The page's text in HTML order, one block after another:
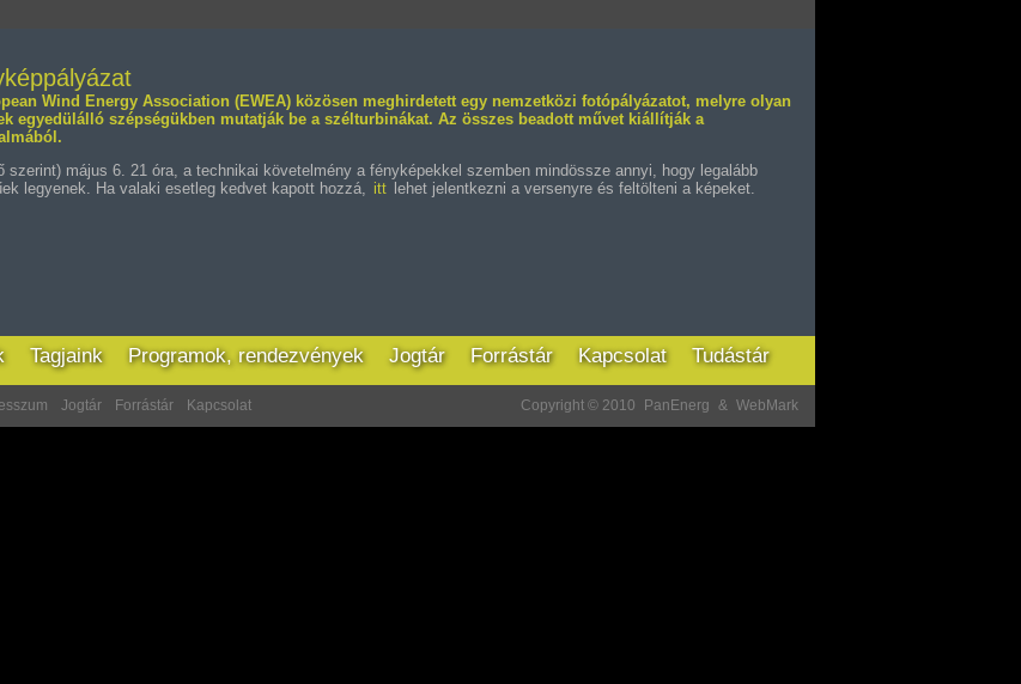
Wind Energy Association (EWEA) közösen meghirdetett egy nemzetközi fotópályázatot, melyre olyan
egyedülálló szépségükben mutatják be a szélturbinákat. Az összes beadott művet kiállítják a
szerint) május 6. 21 óra, a technikai követelmény a fényképekkel szemben mindössze annyi, hogy legalább
legyenek. Ha valaki esetleg kedvet kapott hozzá, itt lehet jelentkezni a versenyre és feltölteni a képeket.
Tagjaink Programok, rendezvények Jogtár Forrástár Kapcsolat Tudástár
Jogtár Forrástár Kapcsolat Copyright © 2010 PanEnerg & WebMark